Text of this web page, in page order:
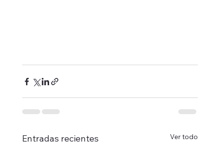
Entradas recientes Ver todo